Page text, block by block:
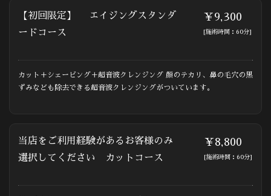
【初回限定】 エイジングスタンダ
ードコース
￥9,300
[施術時間：60分]
カット＋シェービング＋超音波クレンジング 顔のテカリ、鼻の毛穴の黒
ずみなども除去できる超音波クレンジングがついています。
当店をご利用経験があるお客様のみ
選択してください カットコース
￥8,800
[施術時間：60分]